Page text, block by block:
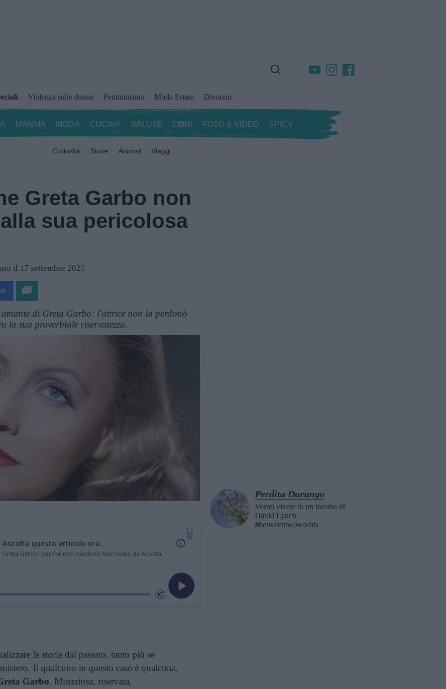
Violenza sulle donne Femminismo Moda Estate Divorzio
MAMMA MODA CUCINA SALUTE LIBRI FOTO & VIDEO SPICY
Curiosità Storie Animali Viaggi
Greta Garbo non
sua pericolosa
il 17 settembre 2021
amante di Greta Garbo: l'attrice non la perdonò
la sua proverbiale riservatezza.
Ascolta questo articolo ora...
Greta Garbo: perché non perdonò Mercedes de Acosta
le storie dal passato, tanto più se
Il qualcuno in questo caso è qualcuna,
Garbo. Misteriosa, riservata,
Perdita Durango
Vorrei vivere in un incubo di
David Lynch.
#betweentwoworlds